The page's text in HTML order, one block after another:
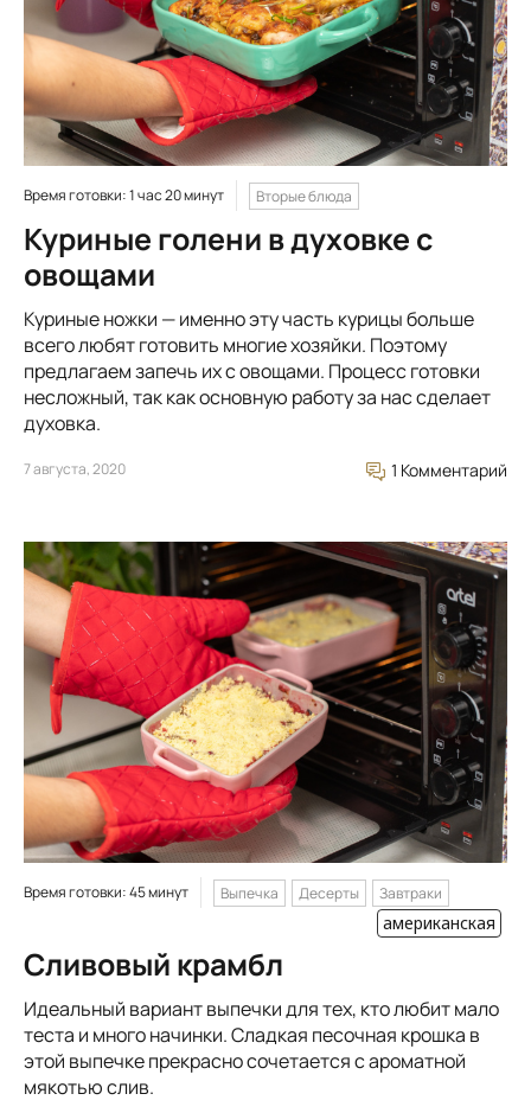
Время готовки: 1 час 20 минут Вторые блюда
Куриные голени в духовке с
овощами
Куриные ножки — именно эту часть курицы больше
всего любят готовить многие хозяйки. Поэтому
предлагаем запечь их с овощами. Процесс готовки
несложный, так как основную работу за нас сделает
духовка.
7 августа, 2020 1 Комментарий
Время готовки: 45 минут Выпечка Десерты Завтраки
американская
Сливовый крамбл
Идеальный вариант выпечки для тех, кто любит мало
теста и много начинки. Сладкая песочная крошка в
этой выпечке прекрасно сочетается с ароматной
мякотью слив.